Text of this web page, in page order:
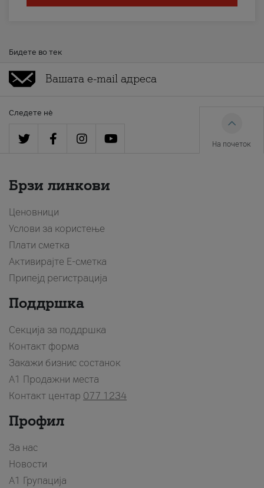
Бидете во тек
Следете нè
На почеток
Брзи линкови
Ценовници
Услови за користење
Плати сметка
Активирајте Е-сметка
Припејд регистрација
Поддршка
Секција за поддршка
Контакт форма
Закажи бизнис состанок
A1 Продажни места
Контакт центар 077 1234
Профил
За нас
Новости
А1 Групација